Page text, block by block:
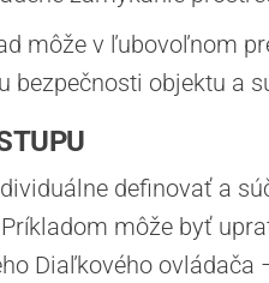
môže v ľubovoľnom
bezpečnosti objektu a
definovať a
môže byť
Diaľkového ovládača